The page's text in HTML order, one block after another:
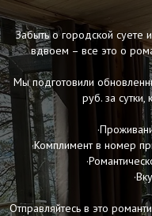
Забыть о городской суете
вдвоем – все это о
Мы подготовили
руб. за
·Комплимент в номер
Отправляйтесь в это